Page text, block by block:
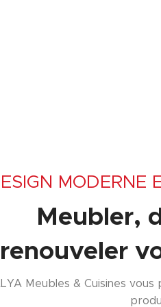
MODERNE
Meubler,
renouveler
Meubles & Cuisines